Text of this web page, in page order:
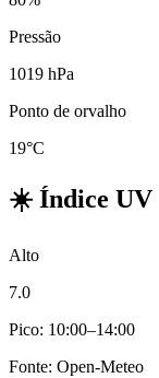
Pressão
1019 hPa
Ponto de orvalho
19°C
☀️ Índice UV
Alto
7.0
Pico: 10:00–14:00
Fonte: Open-Meteo